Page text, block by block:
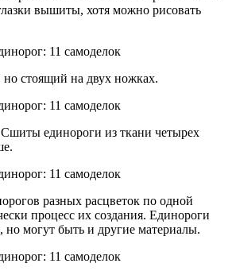
вышиты, хотя можно рисовать
но стоящий на двух ножках.
единороги из ткани четырех
разных расцветок по одной
процесс их создания. Единороги
могут быть и другие материалы.